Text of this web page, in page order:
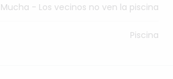
Mucha - Los vecinos no ven la piscina
Piscina